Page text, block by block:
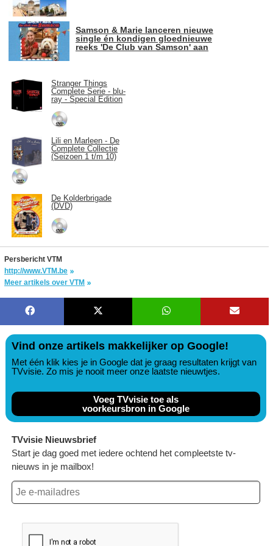
Samson & Marie lanceren nieuwe
single én kondigen gloednieuwe
reeks 'De Club van Samson' aan
Stranger Things
Complete Serie - blu-
ray - Special Edition
Lili en Marleen - De
Complete Collectie
(Seizoen 1 t/m 10)
De Kolderbrigade
(DVD)
Persbericht VTM
http://www.VTM.be
Meer artikels over VTM
Vind onze artikels makkelijker op Google!
Met één klik kies je in Google dat je graag resultaten krijgt van
TVvisie. Zo mis je nooit meer onze laatste nieuwtjes.
Voeg TVvisie toe als
voorkeursbron in Google
TVvisie Nieuwsbrief
Start je dag goed met iedere ochtend het compleetste tv-
nieuws in je mailbox!